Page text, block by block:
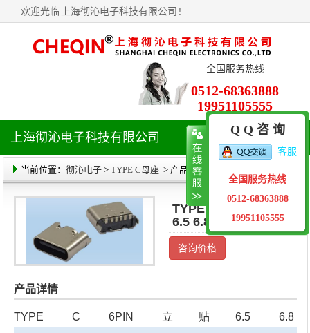
欢迎光临 上海彻沁电子科技有限公司 !
全国服务热线
0512-68363888
19951105555
航
单
上海彻沁电子科技有限公司
当前位置： 彻沁电子> TYPE C母座 > 产品详情
TYPE C 6PIN 立贴
6.5 6.8
咨询价格
产品详情
TYPE C 6PIN 立贴6.5 6.8
Q Q 咨 询
客服
全国服务热线
0512-68363888
19951105555